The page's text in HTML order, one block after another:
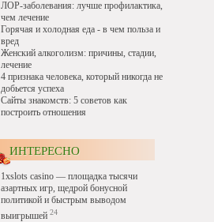
ЛОР-заболевания: лучше профилактика,
чем лечение
Горячая и холодная еда - в чем польза и
вред
Женский алкоголизм: причины, стадии,
лечение
4 признака человека, который никогда не
добьется успеха
Сайты знакомств: 5 советов как
построить отношения
ИНТЕРЕСНО
1xslots casino — площадка тысячи
азартных игр, щедрой бонусной
политикой и быстрым выводом
выигрышей 24